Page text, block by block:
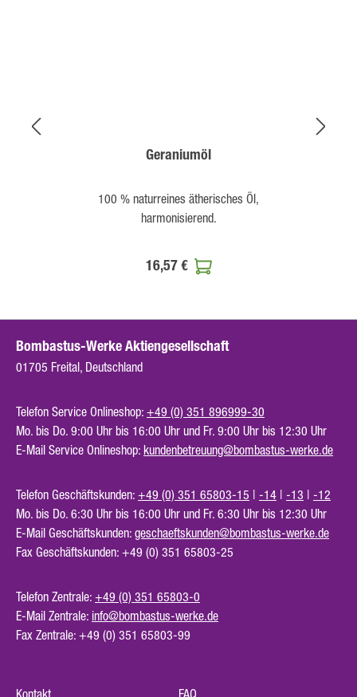
Geraniumöl
100 % naturreines ätherisches Öl,
harmonisierend.
16,57 €
Bombastus-Werke Aktiengesellschaft
01705 Freital, Deutschland
Telefon Service Onlineshop: +49 (0) 351 896999-30
Mo. bis Do. 9:00 Uhr bis 16:00 Uhr und Fr. 9:00 Uhr bis 12:30 Uhr
E-Mail Service Onlineshop: kundenbetreuung@bombastus-werke.de
Telefon Geschäftskunden: +49 (0) 351 65803-15 | -14 | -13 | -12
Mo. bis Do. 6:30 Uhr bis 16:00 Uhr und Fr. 6:30 Uhr bis 12:30 Uhr
E-Mail Geschäftskunden: geschaeftskunden@bombastus-werke.de
Fax Geschäftskunden: +49 (0) 351 65803-25
Telefon Zentrale: +49 (0) 351 65803-0
E-Mail Zentrale: info@bombastus-werke.de
Fax Zentrale: +49 (0) 351 65803-99
Kontakt FAQ